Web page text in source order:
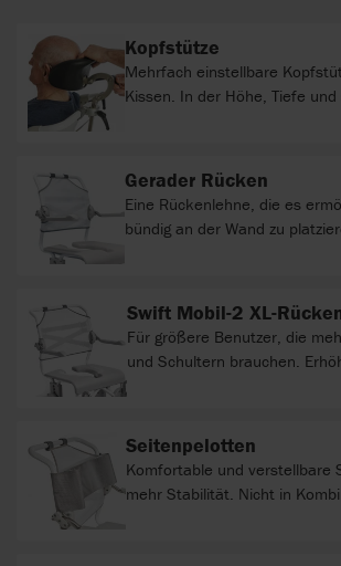
Kopfstütze
Mehrfach einstellbare
Kissen. In der Höhe, Tiefe und
Gerader Rücken
Eine Rückenlehne, die es
bündig an der Wand zu
der Sitzöffnung und der Wand
Vergleich zu einem Standard
einem stärker abgewinkelten
Standardmodellen (nicht für
Swift Mobil-2 XL-
Für größere Benutzer, die
und Schultern brauchen.
zwischen den Armlehnen um
Rücken passt nicht zum Swift
Seitenpelotten
Komfortable und verstellbare
mehr Stabilität. Nicht in